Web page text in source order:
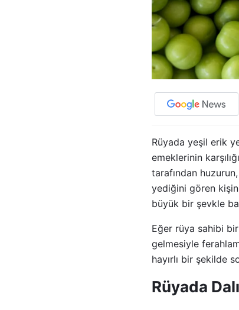
Rüyada yeşil erik
emeklerinin
tarafından
yediğini gören
büyük bir şevkle
Eğer rüya sahibi
gelmesiyle
hayırlı bir şekilde
Rüyada